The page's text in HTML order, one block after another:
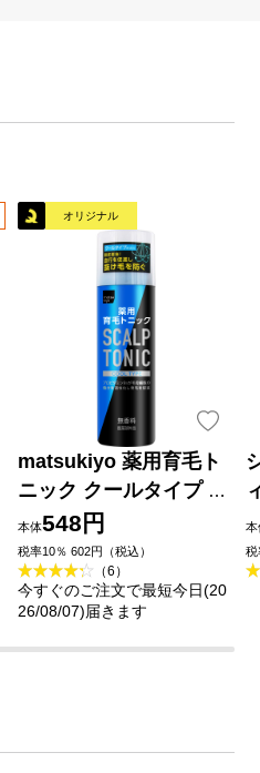
オリジナル
matsukiyo 薬用育毛ト
ニック クールタイプ １
９０ｇ (医薬部外品)
本体548円
税率10％ 602円（税込）
（6）
今すぐのご注文で最短今日(20
26/08/07)届きます
本
税